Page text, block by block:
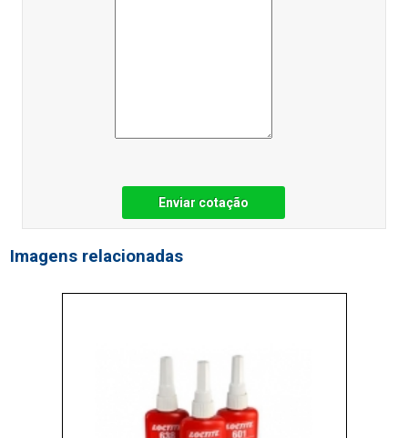
Enviar cotação
Imagens relacionadas